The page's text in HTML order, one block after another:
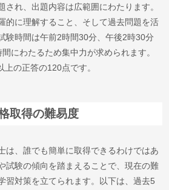
され、出題内容は広範囲にわたります。
的に理解すること、そして過去問題を活
験時間は午前2時間30分、午後2時30分
にわたるため集中力が求められます。
の正答の120点です。
取得の難易度
は、誰でも簡単に取得できるわけではあ
試験の傾向を踏まえることで、現在の難
習対策を立てられます。以下は、過去5